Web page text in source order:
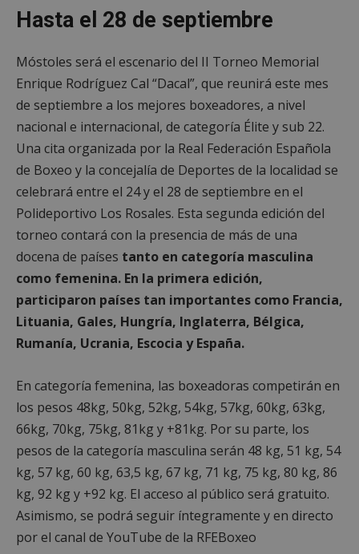
Hasta el 28 de septiembre
Móstoles será el escenario del II Torneo Memorial
Enrique Rodríguez Cal “Dacal”, que reunirá este mes
de septiembre a los mejores boxeadores, a nivel
nacional e internacional, de categoría Élite y sub 22.
Una cita organizada por la Real Federación Española
de Boxeo y la concejalía de Deportes de la localidad se
celebrará entre el 24 y el 28 de septiembre en el
Polideportivo Los Rosales. Esta segunda edición del
torneo contará con la presencia de más de una
docena de países tanto en categoría masculina
como femenina. En la primera edición,
participaron países tan importantes como Francia,
Lituania, Gales, Hungría, Inglaterra, Bélgica,
Rumanía, Ucrania, Escocia y España.
En categoría femenina, las boxeadoras competirán en
los pesos 48kg, 50kg, 52kg, 54kg, 57kg, 60kg, 63kg,
66kg, 70kg, 75kg, 81kg y +81kg. Por su parte, los
pesos de la categoría masculina serán 48 kg, 51 kg, 54
kg, 57 kg, 60 kg, 63,5 kg, 67 kg, 71 kg, 75 kg, 80 kg, 86
kg, 92 kg y +92 kg. El acceso al público será gratuito.
Asimismo, se podrá seguir íntegramente y en directo
por el canal de YouTube de la RFEBoxeo